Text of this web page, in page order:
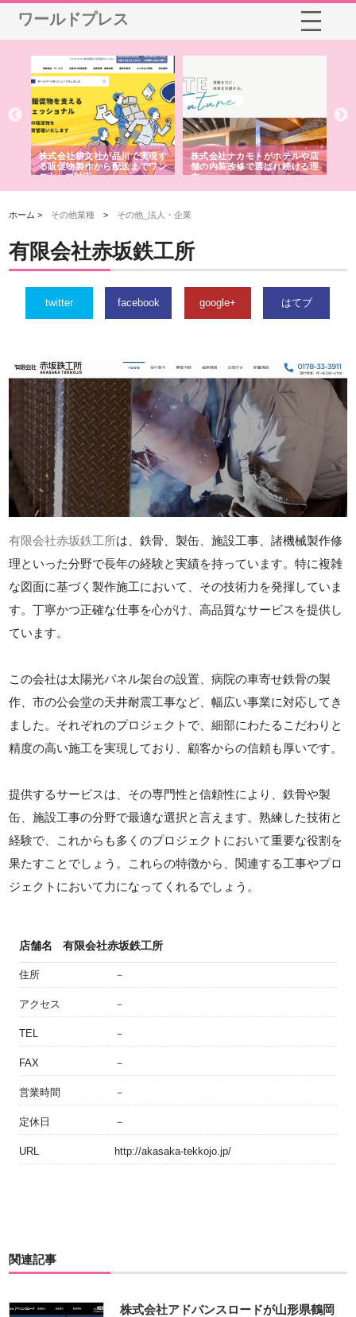
ワールドプレス
株式会社耕文社が品川で実現す
る販促物製作から配送までワン
ストップ対応
株式会社ナカモトがホテルや店
舗の内装改修で選ばれ続ける理
由
ホーム > その他業種 > その他_法人・企業
有限会社赤坂鉄工所
twitter facebook google+ はてブ
有限会社赤坂鉄工所は、鉄骨、製缶、施設工事、諸機械製作修
理といった分野で長年の経験と実績を持っています。特に複雑
な図面に基づく製作施工において、その技術力を発揮していま
す。丁寧かつ正確な仕事を心がけ、高品質なサービスを提供し
ています。
この会社は太陽光パネル架台の設置、病院の車寄せ鉄骨の製
作、市の公会堂の天井耐震工事など、幅広い事業に対応してき
ました。それぞれのプロジェクトで、細部にわたるこだわりと
精度の高い施工を実現しており、顧客からの信頼も厚いです。
提供するサービスは、その専門性と信頼性により、鉄骨や製
缶、施設工事の分野で最適な選択と言えます。熟練した技術と
経験で、これからも多くのプロジェクトにおいて重要な役割を
果たすことでしょう。これらの特徴から、関連する工事やプロ
ジェクトにおいて力になってくれるでしょう。
店舗名 有限会社赤坂鉄工所
住所 －
アクセス －
TEL －
FAX －
営業時間 －
定休日 －
URL http://akasaka-tekkojo.jp/
関連記事
株式会社アドバンスロードが山形県鶴岡